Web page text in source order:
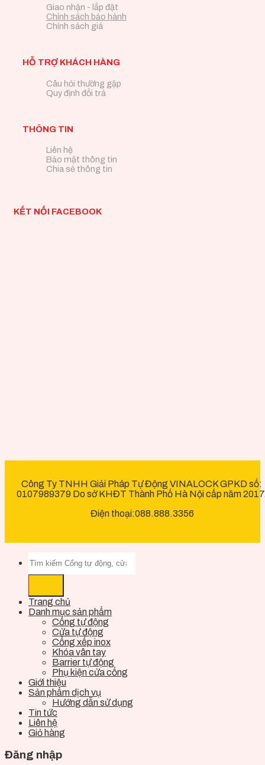
Giao nhận - lắp đặt
Chính sách bảo hành
Chính sách giá
HỖ TRỢ KHÁCH HÀNG
Câu hỏi thường gặp
Quy định đổi trả
THÔNG TIN
Liên hệ
Bảo mật thông tin
Chia sẻ thông tin
KẾT NỐI FACEBOOK
Công Ty TNHH Giải Pháp Tự Động VINALOCK GPKD số:
0107989379 Do sở KHĐT Thành Phố Hà Nội cấp năm
Điện thoại:088.888.3356
Trang chủ
Danh mục sản phẩm
Cổng tự động
Cửa tự động
Cổng xếp inox
Khóa vân tay
Barrier tự động
Phụ kiện cửa cổng
Giới thiệu
Sản phẩm dịch vụ
Hướng dẫn sử dụng
Tin tức
Liên hệ
Giỏ hàng
Đăng nhập